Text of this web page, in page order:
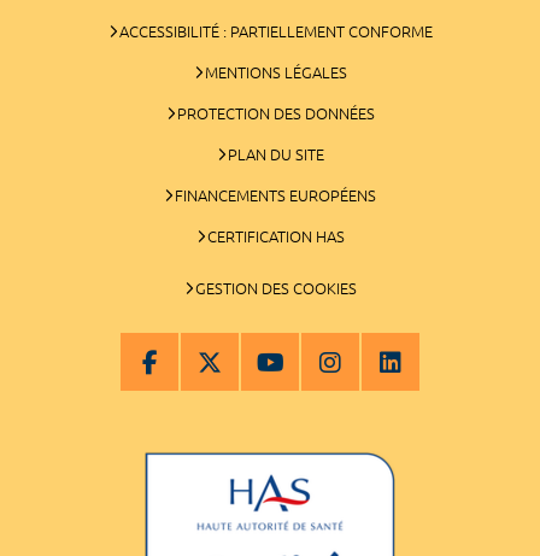
ACCESSIBILITÉ : PARTIELLEMENT CONFORME
MENTIONS LÉGALES
PROTECTION DES DONNÉES
PLAN DU SITE
FINANCEMENTS EUROPÉENS
CERTIFICATION HAS
GESTION DES COOKIES